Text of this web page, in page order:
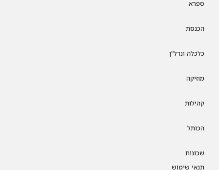
ספרא
הכנסת
כלכלה ונדל"ן
מוזיקה
קהילות
הכותל
שכונות
תנאי שימוש